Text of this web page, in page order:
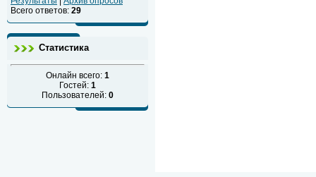
Всего ответов: 29
Статистика
Онлайн всего: 1
Гостей: 1
Пользователей: 0